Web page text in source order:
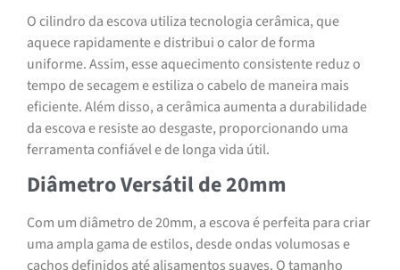
O cilindro da escova utiliza tecnologia cerâmica, que
aquece rapidamente e distribui o calor de forma
uniforme. Assim, esse aquecimento consistente reduz o
tempo de secagem e estiliza o cabelo de maneira mais
eficiente. Além disso, a cerâmica aumenta a durabilidade
da escova e resiste ao desgaste, proporcionando uma
ferramenta confiável e de longa vida útil.
Diâmetro Versátil de 20mm
Com um diâmetro de 20mm, a escova é perfeita para criar
uma ampla gama de estilos, desde ondas volumosas e
cachos definidos até alisamentos suaves. O tamanho